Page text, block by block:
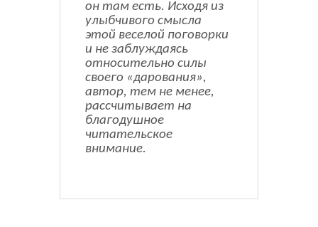
он там есть. Исходя из
улыбчивого смысла
этой веселой поговорки
и не заблуждаясь
относительно силы
своего «дарования»,
автор, тем не менее,
рассчитывает на
благодушное
читательское
внимание.